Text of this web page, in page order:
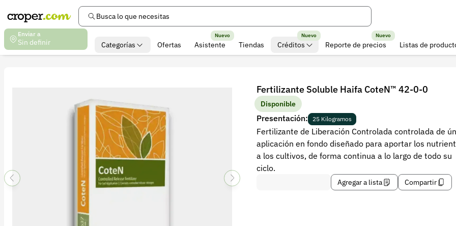
Busca lo que necesitas
Enviar a
Sin definir Categorías Ofertas Asistente
Nuevo
Tiendas Créditos
Nuevo
Reporte de precios
Nuevo
Listas de
Fertilizante Soluble Haifa CoteN™ 42-0-0
Disponible
Presentación: 25 Kilogramos
Fertilizante de Liberación Controlada controlada de
aplicación en fondo diseñado para aportar los
a los cultivos, de forma continua a lo largo de todo su
ciclo.
Agregar a lista Compartir